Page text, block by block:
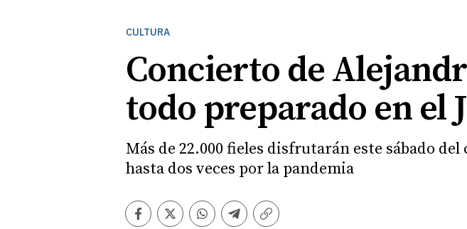
CULTURA
Concierto de
todo preparado en el
Más de 22.000 fieles disfrutarán este sábado
hasta dos veces por la pandemia
Facebook
TwitterWhatsapp
Telegram
Copiar